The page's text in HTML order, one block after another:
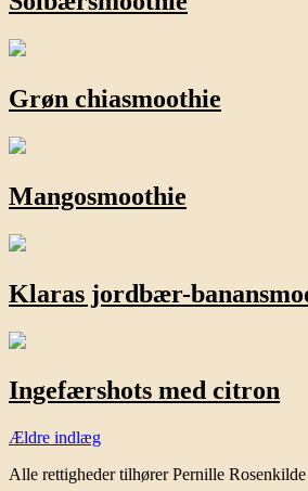
Grøn chiasmoothie
Mangosmoothie
Klaras jordbær-
Ingefærshots med citron
Navigation
til
Ældre indlæg
Alle rettigheder tilhører Pernille